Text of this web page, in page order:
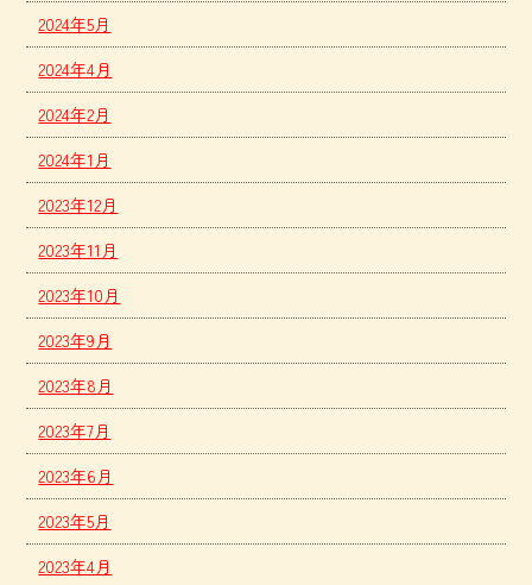
2024年5月
2024年4月
2024年2月
2024年1月
2023年12月
2023年11月
2023年10月
2023年9月
2023年8月
2023年7月
2023年6月
2023年5月
2023年4月